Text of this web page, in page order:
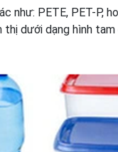
như: PETE, PET-P,
dưới dạng hình